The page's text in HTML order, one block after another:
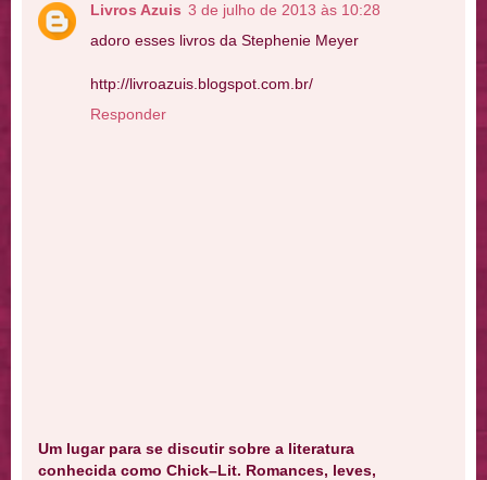
Livros Azuis 3 de julho de 2013 às 10:28
adoro esses livros da Stephenie Meyer
http://livroazuis.blogspot.com.br/
Responder
Um lugar para se discutir sobre a literatura
conhecida como Chick–Lit. Romances, leves,